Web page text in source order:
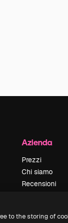
Azienda
Prezzi
Chi siamo
Recensioni
Blog
to the storing of